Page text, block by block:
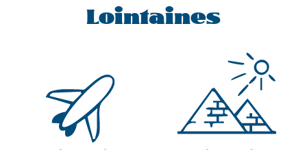
Lointaines